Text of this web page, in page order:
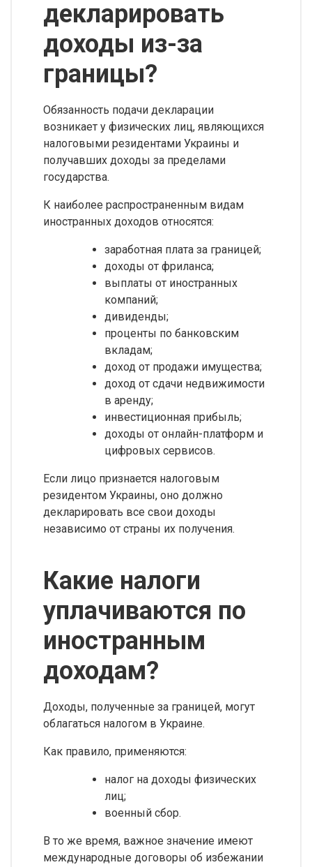
декларировать
доходы из-за
границы?
Обязанность подачи декларации
возникает у физических лиц, являющихся
налоговыми резидентами Украины и
получавших доходы за пределами
государства.
К наиболее распространенным видам
иностранных доходов относятся:
заработная плата за границей;
доходы от фриланса;
выплаты от иностранных
компаний;
дивиденды;
проценты по банковским
вкладам;
доход от продажи имущества;
доход от сдачи недвижимости
в аренду;
инвестиционная прибыль;
доходы от онлайн-платформ и
цифровых сервисов.
Если лицо признается налоговым
резидентом Украины, оно должно
декларировать все свои доходы
независимо от страны их получения.
Какие налоги
уплачиваются по
иностранным
доходам?
Доходы, полученные за границей, могут
облагаться налогом в Украине.
Как правило, применяются:
налог на доходы физических
лиц;
военный сбор.
В то же время, важное значение имеют
международные договоры об избежании